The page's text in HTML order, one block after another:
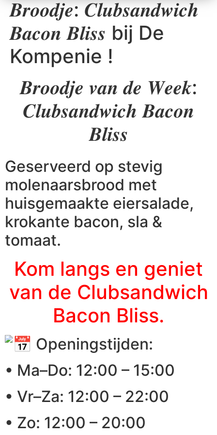
𝑩𝒓𝒐𝒐𝒅𝒋𝒆: 𝑪𝒍𝒖𝒃𝒔𝒂𝒏𝒅𝒘𝒊𝒄𝒉
𝑩𝒂𝒄𝒐𝒏 𝑩𝒍𝒊𝒔𝒔 bij De
Kompenie !
𝑩𝒓𝒐𝒐𝒅𝒋𝒆 𝒗𝒂𝒏 𝒅𝒆 𝑾𝒆𝒆𝒌:
𝑪𝒍𝒖𝒃𝒔𝒂𝒏𝒅𝒘𝒊𝒄𝒉 𝑩𝒂𝒄𝒐𝒏
𝑩𝒍𝒊𝒔𝒔
Geserveerd op stevig
molenaarsbrood met
huisgemaakte eiersalade,
krokante bacon, sla &
tomaat.
Kom langs en geniet
van de Clubsandwich
Bacon Bliss.
Openingstijden:
• Ma–Do: 12:00 – 15:00
• Vr–Za: 12:00 – 22:00
• Zo: 12:00 – 20:00